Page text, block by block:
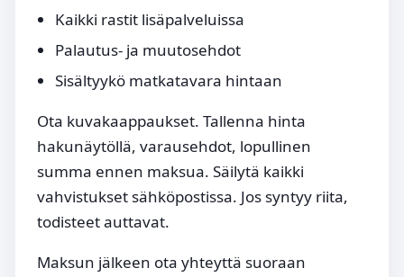
Kaikki rastit lisäpalveluissa
Palautus- ja muutosehdot
Sisältyykö matkatavara hintaan
Ota kuvakaappaukset. Tallenna hinta
hakunäytöllä, varausehdot, lopullinen
summa ennen maksua. Säilytä kaikki
vahvistukset sähköpostissa. Jos syntyy riita,
todisteet auttavat.
Maksun jälkeen ota yhteyttä suoraan